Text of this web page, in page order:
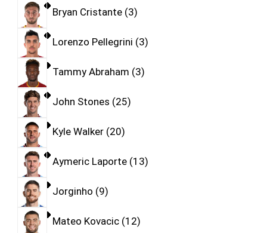
Bryan Cristante 3
Lorenzo Pellegrini 3
Tammy Abraham 3
John Stones 25
Kyle Walker 20
Aymeric Laporte 13
Jorginho 9
Mateo Kovacic 12